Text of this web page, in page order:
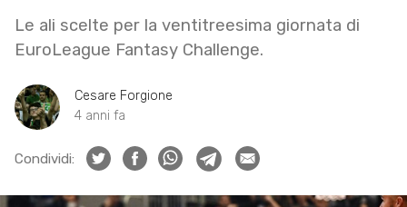
Le ali scelte per la ventitreesima giornata di
EuroLeague Fantasy Challenge.
Cesare Forgione
4 anni fa
Condividi: